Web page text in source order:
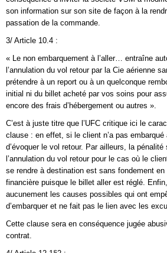
son information sur son site de façon à la
passation de la commande.
3/ Article 10.4 :
« Le non embarquement à l’aller… entraîne
l’annulation du vol retour par la Cie aérienne
prétendre à un report ou à un quelconque
initial ni du billet acheté par vos soins pour
encore des frais d’hébergement ou autres ».
C’est à juste titre que l’UFC critique ici le
clause : en effet, si le client n’a pas embarqué
d’évoquer le vol retour. Par ailleurs, la
l’annulation du vol retour pour le cas où le
se rendre à destination est sans fondement en
financière puisque le billet aller est réglé.
aucunement les causes possibles qui ont
d’embarquer et ne fait pas le lien avec les
Cette clause sera en conséquence jugée
contrat.